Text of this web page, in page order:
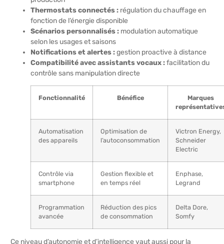
Thermostats connectés : régulation du chauffage en
fonction de l’énergie disponible
Scénarios personnalisés : modulation automatique
selon les usages et saisons
Notifications et alertes :gestion proactive à distance
Compatibilité avec assistants vocaux :facilitation du
contrôle sans manipulation directe
Fonctionnalité Bénéfice
Marques
Automatisation
des appareils
Optimisation de
l’autoconsommation
Victron Energy,
Schneider
Electric
Contrôle via
smartphone
Gestion flexible et
en temps réel
Enphase,
Legrand
Programmation
avancée
Réduction des pics
de consommation
Delta Dore,
Somfy
Ce niveau d’autonomie et d’intelligence vaut aussi pour la